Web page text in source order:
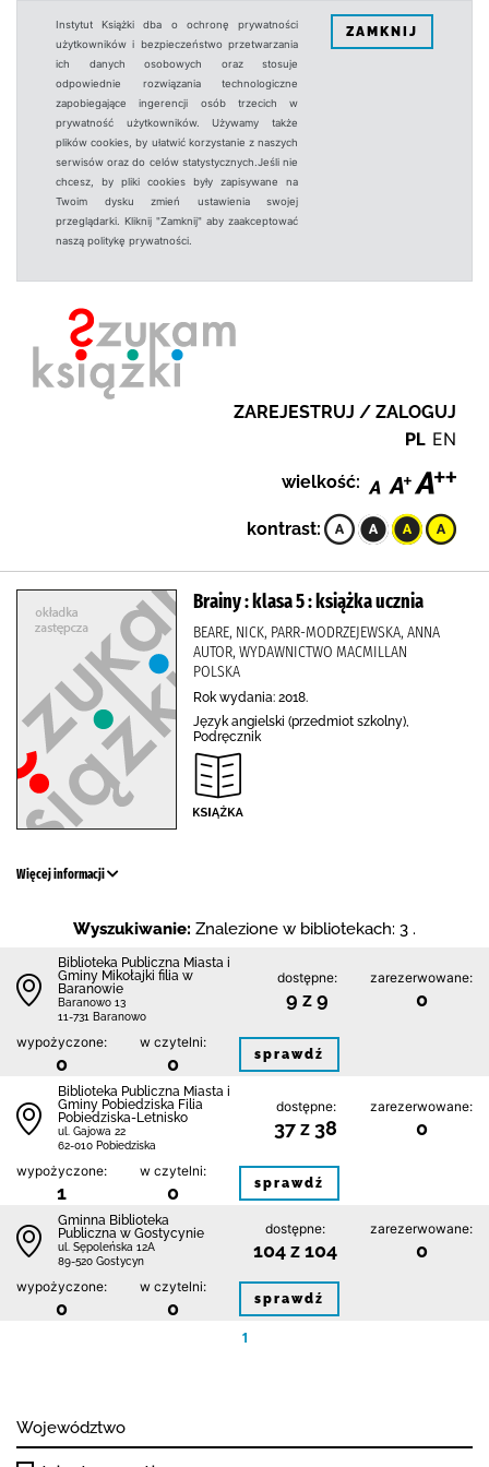
Instytut Książki dba o ochronę prywatności
użytkowników i bezpieczeństwo przetwarzania
ich danych osobowych oraz stosuje
odpowiednie rozwiązania technologiczne
zapobiegające ingerencji osób trzecich w
prywatność użytkowników. Używamy także
plików cookies, by ułatwić korzystanie z naszych
serwisów oraz do celów statystycznych.Jeśli nie
chcesz, by pliki cookies były zapisywane na
Twoim dysku zmień ustawienia swojej
przeglądarki. Kliknij "Zamknij" aby zaakceptować
naszą politykę prywatności.
ZAMKNIJ
ZAREJESTRUJ / ZALOGUJ
PL EN
wielkość:
kontrast:
Brainy : klasa 5 : książka ucznia
BEARE, NICK, PARR-MODRZEJEWSKA, ANNA
AUTOR, WYDAWNICTWO MACMILLAN
POLSKA
Rok wydania: 2018.
Język angielski (przedmiot szkolny),
Podręcznik
Więcej informacji
Wyszukiwanie: Znalezione w bibliotekach: 3 .
Biblioteka Publiczna Miasta i
Gminy Mikołajki filia w
Baranowie
Baranowo 13
11-731 Baranowo
dostępne:
9 z 9
zarezerwowane:
0
wypożyczone:
0
w czytelni:
0 sprawdź
Biblioteka Publiczna Miasta i
Gminy Pobiedziska Filia
Pobiedziska-Letnisko
ul. Gajowa 22
62-010 Pobiedziska
dostępne:
37 z 38
zarezerwowane:
0
wypożyczone:
1
w czytelni:
0 sprawdź
Gminna Biblioteka
Publiczna w Gostycynie
ul. Sępoleńska 12A
89-520 Gostycyn
dostępne:
104 z 104
zarezerwowane:
0
wypożyczone:
0
w czytelni:
0 sprawdź
1
Województwo